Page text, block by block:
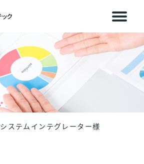
システムインテグレーター様